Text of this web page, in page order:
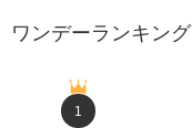
ワンデーランキング
1